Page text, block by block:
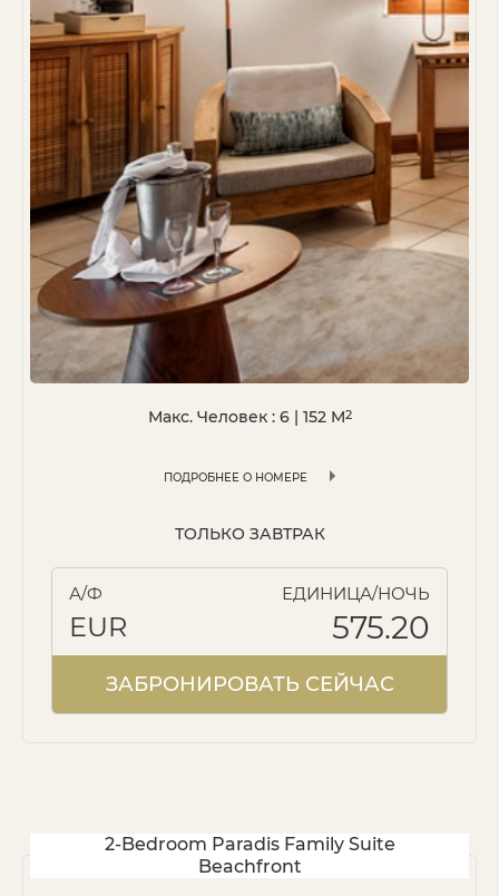
Макс. Человек : 6 | 152M2
ПОДРОБНЕЕ О НОМЕРЕ
ТОЛЬКО ЗАВТРАК
А/Ф ЕДИНИЦА/НОЧЬ
EUR 575.20
ЗАБРОНИРОВАТЬ СЕЙЧАС
2-Bedroom Paradis Family Suite
Beachfront